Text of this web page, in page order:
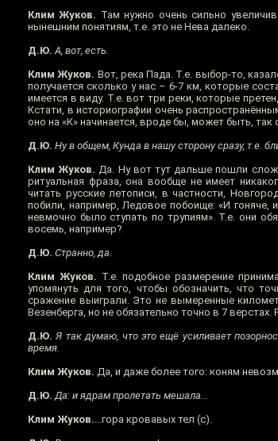
Клим Жуков. Там нужно очень сильно
нынешним понятиям, т.е. это не Нева далеко.
Д.Ю. А, вот, есть.
Клим Жуков. Вот, река Пада. Т.е. выбор-то,
получается сколько у нас – 6-7 км, которые
имеется в виду. Т.е. вот три реки, которые
Кстати, в историографии очень
оно на «К» начинается, вроде бы, может быть,
Д.Ю. Ну в общем, Кунда в нашу сторону сразу, т.е.
Клим Жуков. Да. Ну вот тут дальше пошли
ритуальная фраза, она вообще не имеет
читать русские летописи, в частности,
побили, например, Ледовое побоище: «И гоняче,
невмочно было ступать по трупиям». Т.е. они
восемь, например?
Д.Ю. Странно, да.
Клим Жуков. Т.е. подобное размерение
упомянуть для того, чтобы обозначить, что
сражение выиграли. Это не вымеренные
Везенберга, но не обязательно точно в 7
Д.Ю. Я так думаю, что это ещё усиливает
время.
Клим Жуков. Да, и даже более того: коням
Д.Ю. Да: и ядрам пролетать мешала...
Клим Жуков....гора кровавых тел (с).